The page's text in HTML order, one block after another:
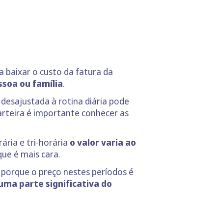
baixar o custo da fatura da
ou família.
à rotina diária pode
é importante conhecer as
e tri-horária o valor varia ao
é mais cara.
o preço nestes períodos é
parte significativa do